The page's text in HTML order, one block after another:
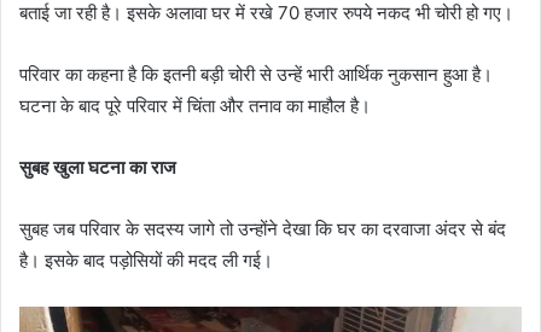
बताई जा रही है। इसके अलावा घर में रखे 70 हजार रुपये नकद भी चोरी हो गए।
परिवार का कहना है कि इतनी बड़ी चोरी से उन्हें भारी आर्थिक नुकसान हुआ है।
घटना के बाद पूरे परिवार में चिंता और तनाव का माहौल है।
सुबह खुला घटना का राज
सुबह जब परिवार के सदस्य जागे तो उन्होंने देखा कि घर का दरवाजा अंदर से बंद
है। इसके बाद पड़ोसियों की मदद ली गई।